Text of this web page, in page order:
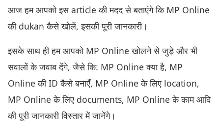
आज हम आपको इस article की मदद से बताएंगे कि MP Online
की dukan कैसे खोलें, इसकी पूरी जानकारी।
इसके साथ ही हम आपको MP Online खोलने से जुड़े और भी
सवालों के जवाब देंगे, जैसे कि: MP Online क्या है, MP
Online की ID कैसे बनाएँ, MP Online के लिए location,
MP Online के लिए documents, MP Online के काम आदि
की पूरी जानकारी विस्तार में जानेंगे।